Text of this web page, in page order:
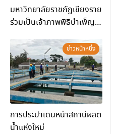
มหาวิทยาลัยราชภัฏเชียงราย
ร่วมเป็นเจ้าภาพพิธีบำเพ็ญ
มหากรุณาธิคุณ
ข่าวหน้าหนึ่ง
การประปาเดินหน้าสถานีผลิต
น้ำแห่งใหม่